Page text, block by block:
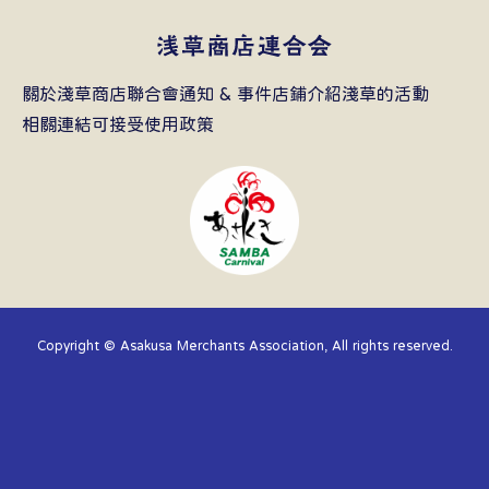
關於淺草商店聯合會通知 & 事件店鋪介紹淺草的活動
相關連結可接受使用政策
Copyright © Asakusa Merchants Association, All rights reserved.